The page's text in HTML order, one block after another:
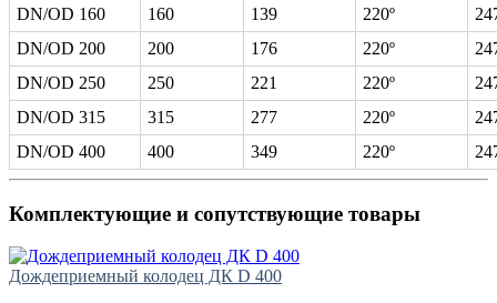
DN/OD 160 160 139 220º
DN/OD 200
200 176 220º
DN/OD 250
250 221 220º
DN/OD 315
315 277 220º
DN/OD 400
400 349 220º
Комплектующие и сопутствующие товары
Дождеприемный колодец ДК D 400